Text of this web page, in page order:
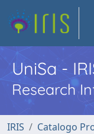
UniSa -
Research
IRIS
Catalogo